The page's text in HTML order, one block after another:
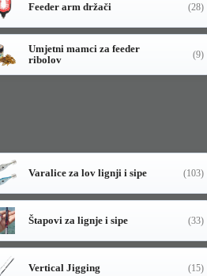
Feeder arm držači (28)
Umjetni mamci za feeder
ribolov
(9)
Varalice za lov lignji i sipe (103)
Štapovi za lignje i sipe (33)
Vertical Jigging (15)